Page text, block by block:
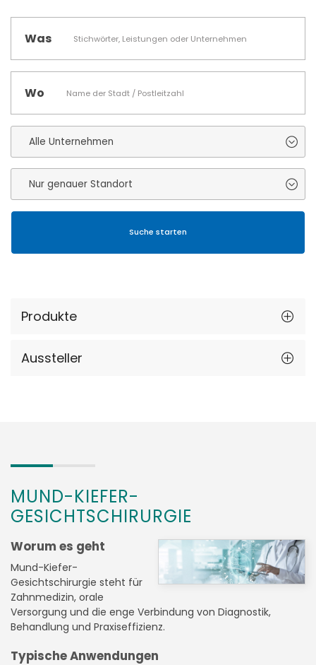
Was
Wo
Produkte
Aussteller
MUND-KIEFER-
GESICHTSCHIRURGIE
Worum es geht
Mund-Kiefer-
Gesichtschirurgie steht für
Zahnmedizin, orale
Versorgung und die enge Verbindung von Diagnostik,
Behandlung und Praxiseffizienz.
Typische Anwendungen